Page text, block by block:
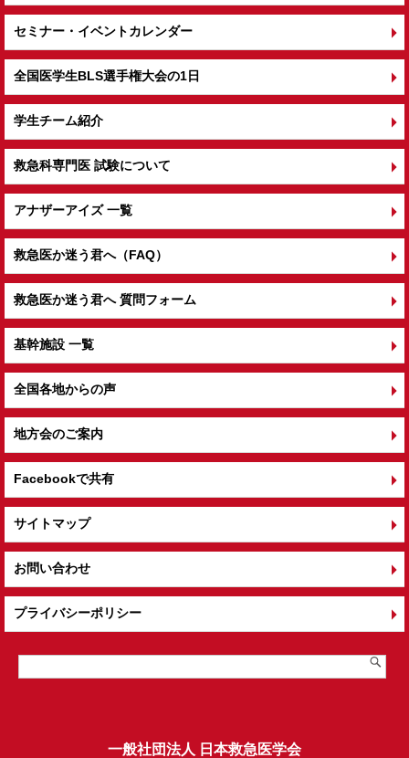
セミナー・イベントカレンダー
全国医学生BLS選手権大会の1日
学生チーム紹介
救急科専門医 試験について
アナザーアイズ 一覧
救急医か迷う君へ（FAQ）
救急医か迷う君へ 質問フォーム
基幹施設 一覧
全国各地からの声
地方会のご案内
Facebookで共有
サイトマップ
お問い合わせ
プライバシーポリシー
一般社団法人 日本救急医学会